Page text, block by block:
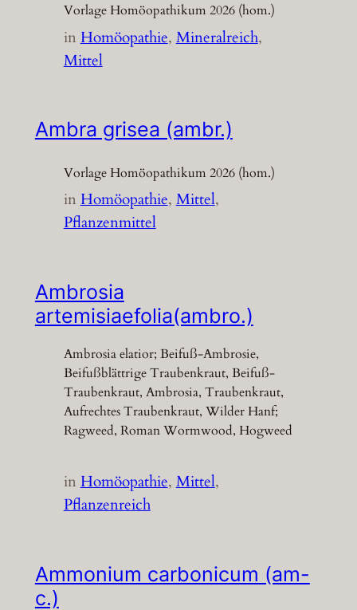
Vorlage Homöopathikum 2026 (hom.)
inHomöopathie, Mineralreich
Mittel
Ambra grisea (ambr.)
Vorlage Homöopathikum 2026 (hom.)
inHomöopathie, Mittel
Pflanzenmittel
Ambrosia
artemisiaefolia(ambro.)
Ambrosia elatior; Beifuß-Ambrosie,
Beifußblättrige Traubenkraut, Beifuß-
Traubenkraut, Ambrosia, Traubenkraut,
Aufrechtes Traubenkraut, Wilder Hanf;
Ragweed, Roman Wormwood, Hogweed
inHomöopathie, Mittel
Pflanzenreich
Ammonium carbonicum (am-
c.)